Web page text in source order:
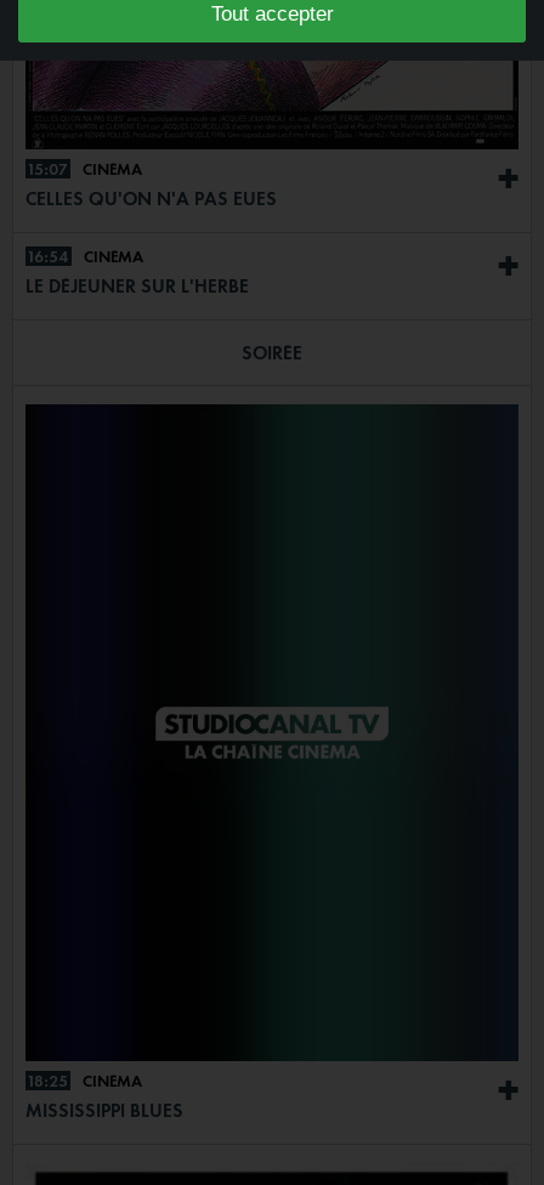
+
15:07 CINÉMA
CELLES QU'ON N'A PAS EUES
+
16:54 CINÉMA
LE DÉJEUNER SUR L'HERBE
SOIRÉE
+
18:25 CINÉMA
MISSISSIPPI BLUES
Tout accepter